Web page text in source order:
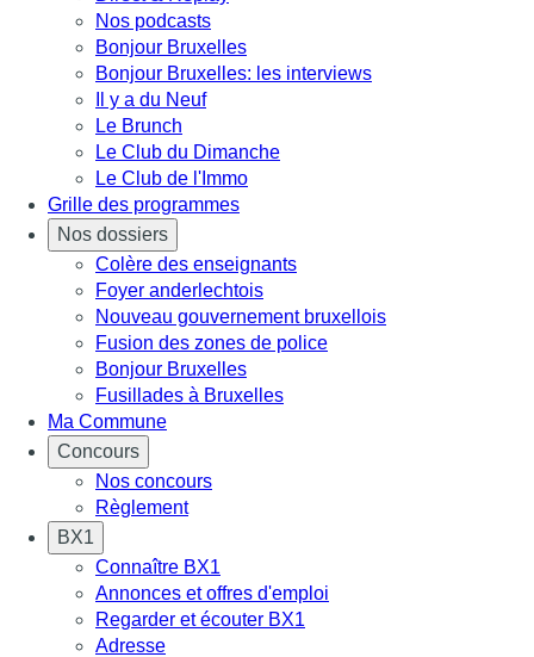
Nos podcasts
Bonjour Bruxelles
Bonjour Bruxelles: les interviews
Il y a du Neuf
Le Brunch
Le Club du Dimanche
Le Club de l'Immo
Grille des programmes
Nos dossiers
Colère des enseignants
Foyer anderlechtois
Nouveau gouvernement bruxellois
Fusion des zones de police
Bonjour Bruxelles
Fusillades à Bruxelles
Ma Commune
Concours
Nos concours
Règlement
BX1
Connaître BX1
Annonces et offres d'emploi
Regarder et écouter BX1
Adresse